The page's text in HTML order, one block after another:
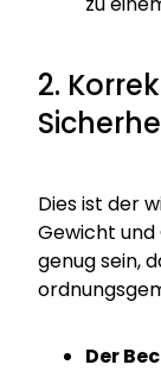
2.
Dies ist der
Gewicht und
genug sein,
Der